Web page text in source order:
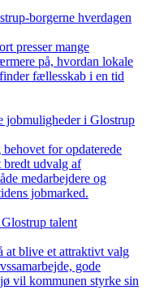
borgerne hverdagen
presser mange
på, hvordan lokale
fællesskab i en tid
jobmuligheder i Glostrup
for opdaterede
bredt udvalg af
medarbejdere og
jobmarked.
talent
at blive et attraktivt valg
gode
vil kommunen styrke sin